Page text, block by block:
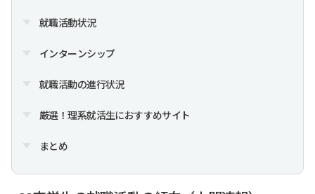
就職活動状況
インターンシップ
就職活動の進行状況
厳選！理系就活生におすすめサイト
まとめ